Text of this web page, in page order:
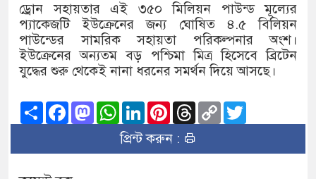
ড্রোন সহায়তার এই ৩৫০ মিলিয়ন পাউন্ড মূল্যের
প্যাকেজটি ইউক্রেনের জন্য ঘোষিত ৪.৫ বিলিয়ন
পাউন্ডের সামরিক সহায়তা পরিকল্পনার অংশ।
ইউক্রেনের অন্যতম বড় পশ্চিমা মিত্র হিসেবে ব্রিটেন
যুদ্ধের শুরু থেকেই নানা ধরনের সমর্থন দিয়ে আসছে।
ShareFacebook
Mastodon
WhatsApp
LinkedInPinterest
Threads
Copy
Link
প্রিন্ট করুন :